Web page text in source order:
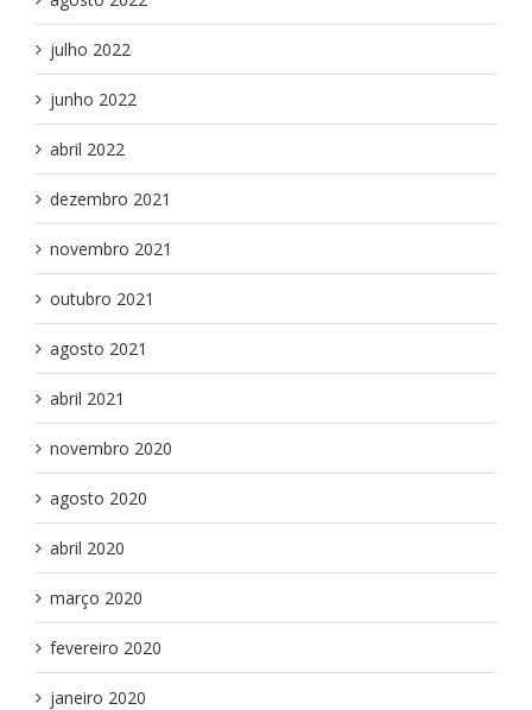
julho 2022
junho 2022
abril 2022
dezembro 2021
novembro 2021
outubro 2021
agosto 2021
abril 2021
novembro 2020
agosto 2020
abril 2020
março 2020
fevereiro 2020
janeiro 2020